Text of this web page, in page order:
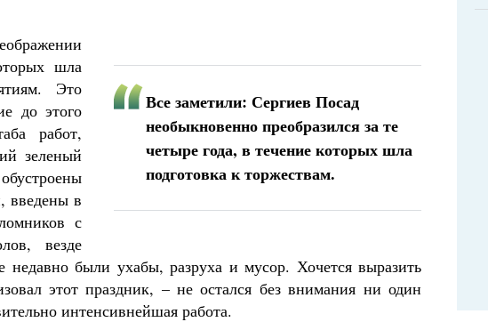
Все заметили: Сергиев Посад
необыкновенно преобразился за те
четыре года, в течение которых шла
подготовка к торжествам.
шла
Это
до этого
работ,
зеленый
введены в
с
везде
были ухабы, разруха и мусор. Хочется выразить
этот праздник, – не остался без внимания ни один
интенсивнейшая работа.